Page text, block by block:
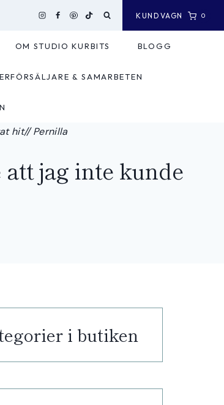
KUNDVAGN 0
OM STUDIO KURBITS BLOGG
& SAMARBETEN
hit// Pernilla
jag inte kunde
i butiken